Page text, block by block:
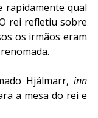
rapidamente qual
rei refletiu sobre
os irmãos eram
Hjálmarr, inn
a mesa do rei e